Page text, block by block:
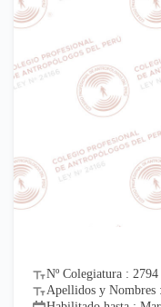
Nº Colegiatura : 2794
Apellidos y